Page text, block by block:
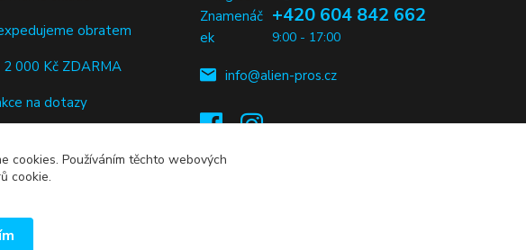
obratem
000 Kč ZDARMA
na dotazy
+420 604 842 662
9:00 - 17:00
info@alien-pros.cz
cookies. Používáním těchto webových
cookie.